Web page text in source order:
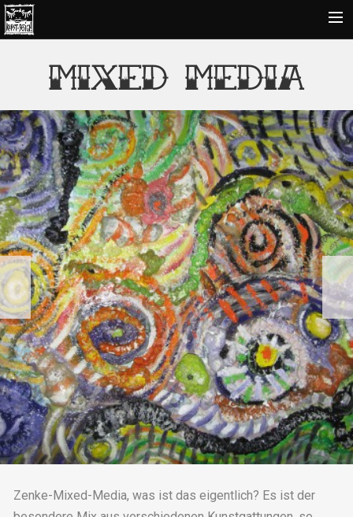
FOTOKUNST
KUNST UND MALEREI
DESIGNS
LYRIK
DARSTELLENDE KUNST
KONTAKT
MIXED MEDIA
prev
Zenke-Mixed-Media, was ist das eigentlich? Es ist der